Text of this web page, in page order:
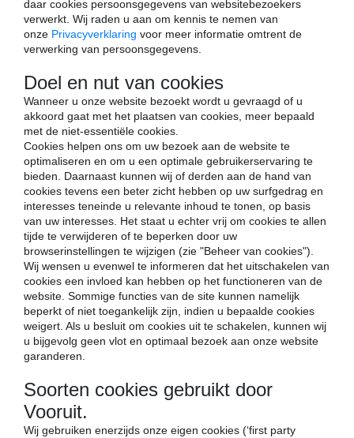
daar cookies persoonsgegevens van websitebezoekers
verwerkt. Wij raden u aan om kennis te nemen van
onze Privacyverklaring voor meer informatie omtrent de
verwerking van persoonsgegevens.
Doel en nut van cookies
Wanneer u onze website bezoekt wordt u gevraagd of u
akkoord gaat met het plaatsen van cookies, meer bepaald
met de niet-essentiële cookies.
Cookies helpen ons om uw bezoek aan de website te
optimaliseren en om u een optimale gebruikerservaring te
bieden. Daarnaast kunnen wij of derden aan de hand van
cookies tevens een beter zicht hebben op uw surfgedrag en
interesses teneinde u relevante inhoud te tonen, op basis
van uw interesses. Het staat u echter vrij om cookies te allen
tijde te verwijderen of te beperken door uw
browserinstellingen te wijzigen (zie "Beheer van cookies").
Wij wensen u evenwel te informeren dat het uitschakelen van
cookies een invloed kan hebben op het functioneren van de
website. Sommige functies van de site kunnen namelijk
beperkt of niet toegankelijk zijn, indien u bepaalde cookies
weigert. Als u besluit om cookies uit te schakelen, kunnen wij
u bijgevolg geen vlot en optimaal bezoek aan onze website
garanderen.
Soorten cookies gebruikt door
Vooruit.
Wij gebruiken enerzijds onze eigen cookies (‘first party